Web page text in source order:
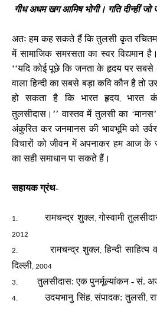
गीध अधम खग आमिष भोगी। गति दीन्हीं जो
अतः हम कह सकते हैं कि तुलसी कृत
में सामाजिक समरसता का स्वर विद्यमान
‘‘यदि कोई पूछे कि जनता के हृदय पर
वाला हिन्दी का सबसे बड़ा कवि कौन है तो
हो सकता है कि भारत हृदय,भारत
तुलसीदास।’’ वास्तव में तुलसी का
अंकुरित कर जनमानस की भावभूमि को उर्वर
विचारों को जीवन में अपनाकर हम आज के
का सही समाधान पा सकते हैं।
सहायक ग्रंथ-
1.रामचन्द्र शुक्ल, गोस्वामी
2012
2. रामचन्द्र शुक्ल, हिन्दी साहित्य
दिल्ली, 2004
3. तुलसीदास: एक पुनर्मूल्यांकन - सं.
4.उदयभानु सिंह, संपादक: तुलसी,